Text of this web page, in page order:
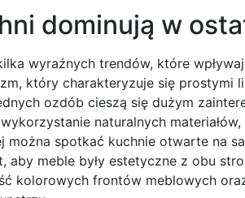
dominują w
wyraźnych trendów, które
który charakteryzuje się prostymi
ozdób cieszą się dużym
naturalnych
spotkać kuchnie otwarte na
meble były estetyczne z obu
kolorowych frontów meblowych